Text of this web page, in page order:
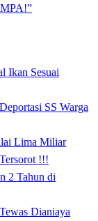
Ikan Sesuai
SS Warga
Lima Miliar
!!!
2 Tahun di
Dianiaya